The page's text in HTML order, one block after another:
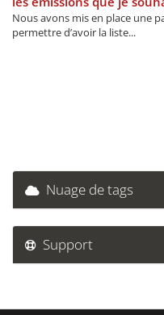
Nous avons mis en place une
permettre d’avoir la liste...
Nuage de tags
Support